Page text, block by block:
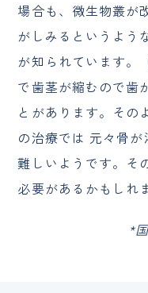
場合も、微生物叢が
がしみるというよう
が知られています。
で歯茎が縮むので歯
とがあります。その
の治療では 元々骨
難しいようです。そ
必要があるかもしれ
*